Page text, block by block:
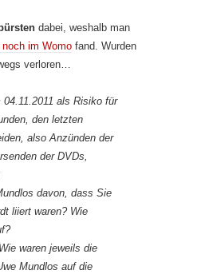
dabei, weshalb man
im Womo fand. Wurden
verloren…
als Risiko für
den letzten
also Anzünden der
der DVDs,
davon, dass Sie
liiert waren? Wie
waren jeweils die
Mundlos auf die